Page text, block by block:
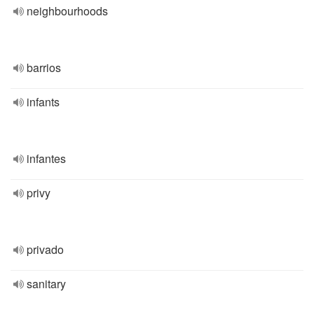
neighbourhoods
barrios
infants
infantes
privy
privado
sanitary